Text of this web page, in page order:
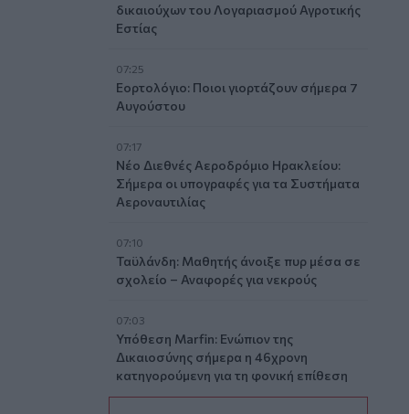
δικαιούχων του Λογαριασμού Αγροτικής
Εστίας
07:25
Εορτολόγιο: Ποιοι γιορτάζουν σήμερα 7
Αυγούστου
07:17
Νέο Διεθνές Αεροδρόμιο Ηρακλείου:
Σήμερα οι υπογραφές για τα Συστήματα
Αεροναυτιλίας
07:10
Ταϋλάνδη: Μαθητής άνοιξε πυρ μέσα σε
σχολείο – Αναφορές για νεκρούς
07:03
Υπόθεση Marfin: Ενώπιον της
Δικαιοσύνης σήμερα η 46χρονη
κατηγορούμενη για τη φονική επίθεση